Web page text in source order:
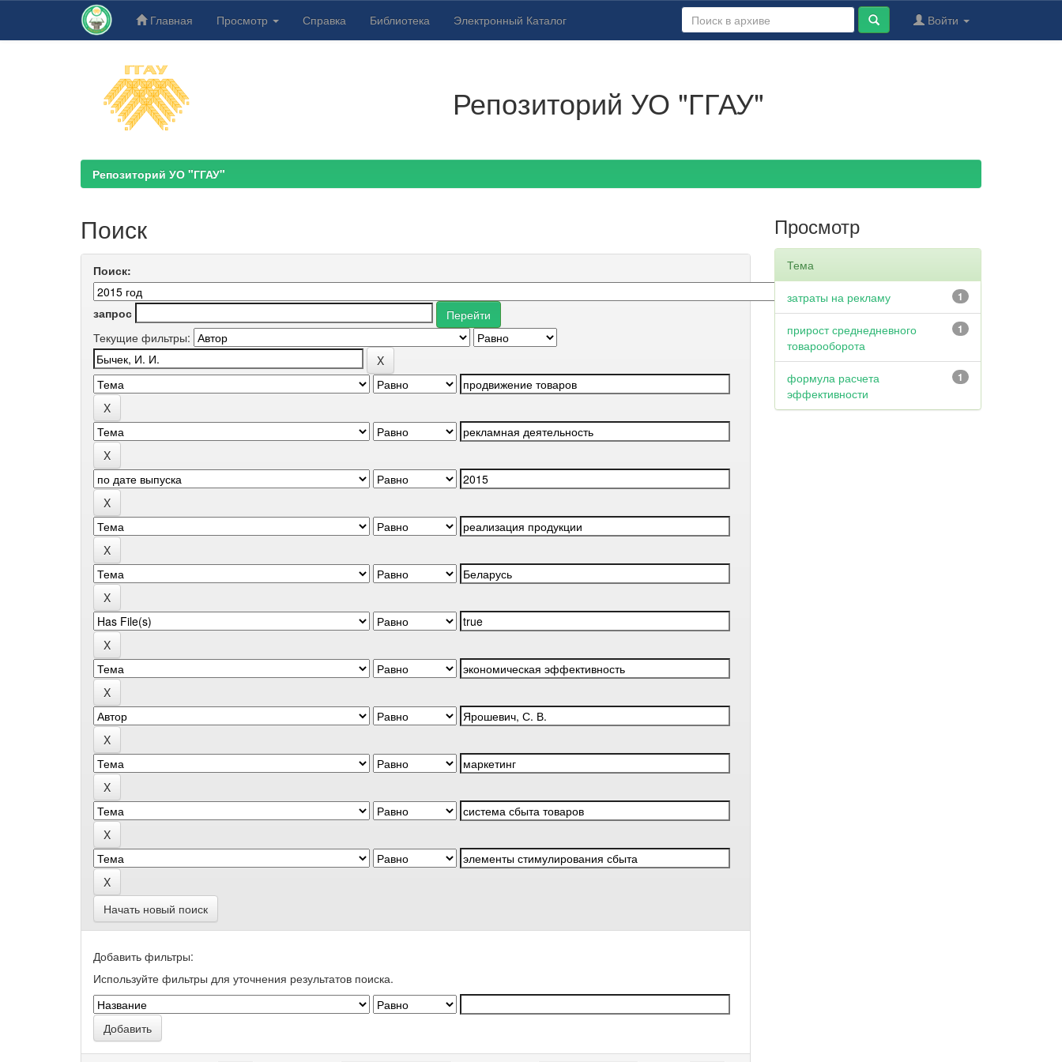
Главная Просмотр Справка Библиотека Электронный Каталог Войти
Репозиторий УО "ГГАУ"
Репозиторий УО "ГГАУ"
Поиск
Поиск:
запрос
Текущие фильтры:
Начать новый поиск
Добавить фильтры:
Используйте фильтры для уточнения результатов поиска.
Просмотр
Тема
1
затраты на рекламу
1
прирост среднедневного
товарооборота
1
формула расчета
эффективности